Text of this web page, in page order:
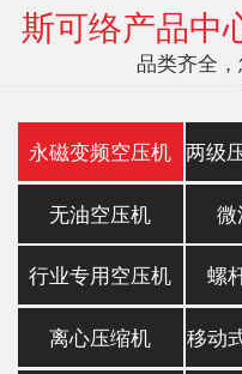
斯可络产品中
品类齐全
永磁变频空压机
无油空压机
行业专用空压机 螺
离心压缩机 移动